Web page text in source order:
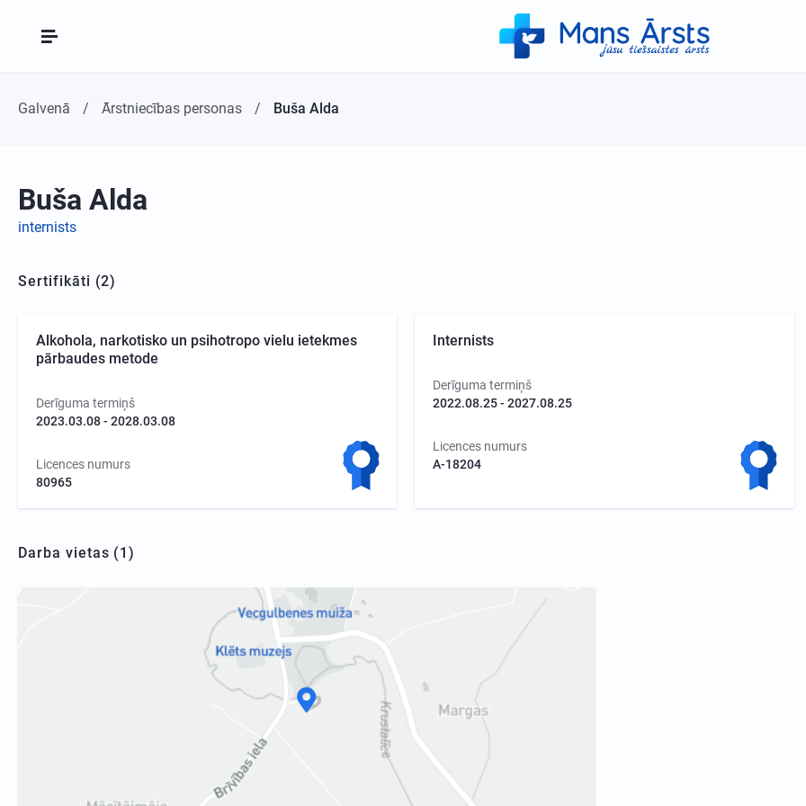
Galvenā Ārstniecības personas Buša Alda
Buša Alda
internists
Sertifikāti (2)
Alkohola, narkotisko un psihotropo vielu ietekmes
pārbaudes metode
Derīguma termiņš
2023.03.08 - 2028.03.08
Licences numurs
80965
Internists
Derīguma termiņš
2022.08.25 - 2027.08.25
Licences numurs
A-18204
Darba vietas (1)